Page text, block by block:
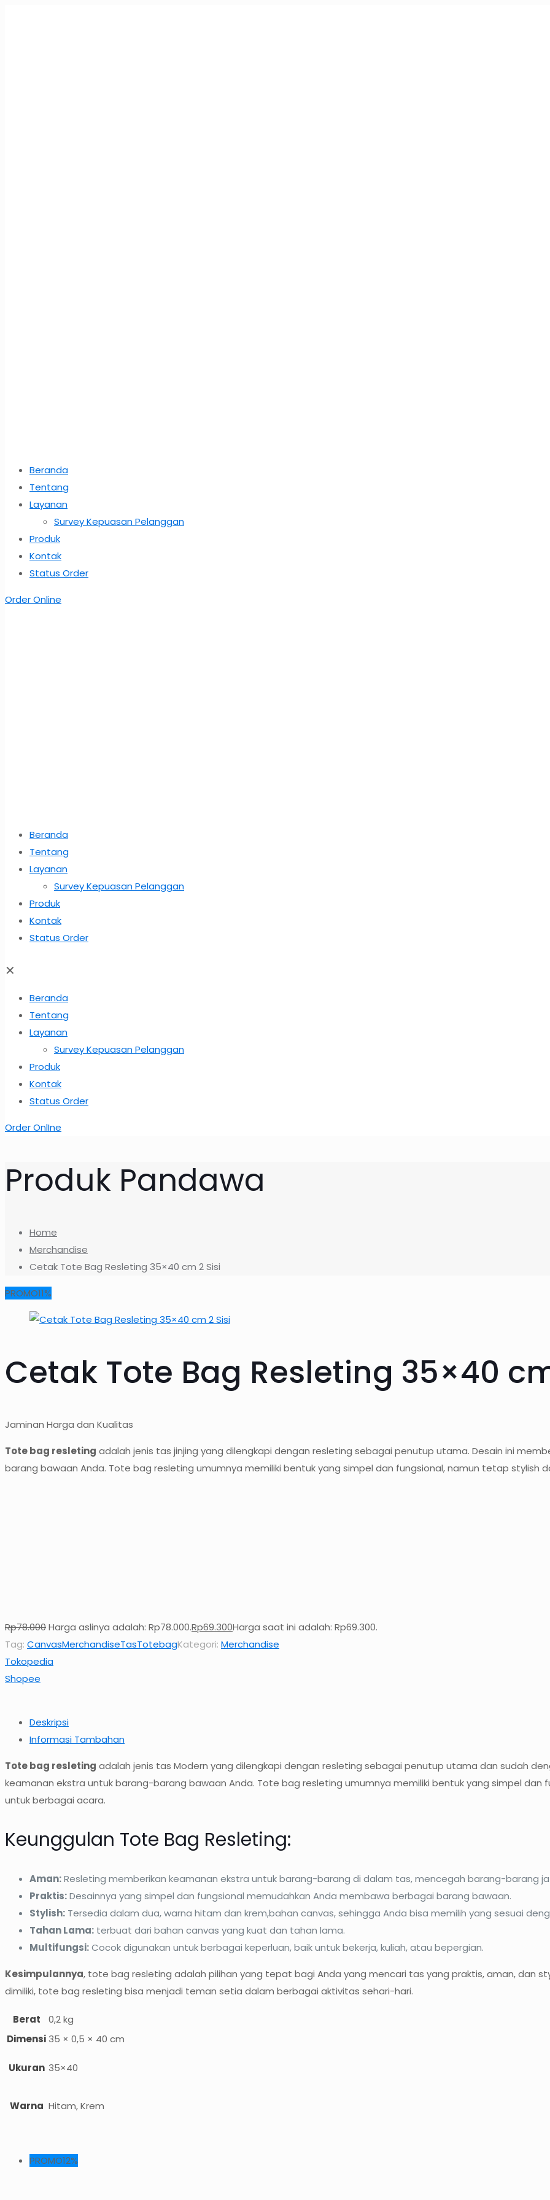
Beranda
Tentang
Layanan
Survey Kepuasan Pelanggan
Produk
Kontak
Status Order
Order Online
Beranda
Tentang
Layanan
Survey Kepuasan Pelanggan
Produk
Kontak
Status Order
✕
Beranda
Tentang
Layanan
Survey Kepuasan Pelanggan
Produk
Kontak
Status Order
Order OnlIne
Produk Pandawa
Home
Merchandise
Cetak Tote Bag Resleting 35×40 cm 2 Sisi
PROMO11%
Cetak Tote Bag Resleting 35×40
Jaminan Harga dan Kualitas
Tote bag resleting adalah jenis tas jinjing yang dilengkapi dengan resleting sebagai penutup utama. Desain ini
barang bawaan Anda. Tote bag resleting umumnya memiliki bentuk yang simpel dan fungsional, namun tetap stylish
Rp78.000Harga aslinya adalah: Rp78.000.Rp69.300Harga saat ini adalah: Rp69.300.
Tag: CanvasMerchandiseTasTotebagKategori: Merchandise
Tokopedia
Shopee
Deskripsi
Informasi Tambahan
Tote bag resleting adalah jenis tas Modern yang dilengkapi dengan resleting sebagai penutup utama dan sudah
keamanan ekstra untuk barang-barang bawaan Anda. Tote bag resleting umumnya memiliki bentuk yang simpel dan
untuk berbagai acara.
Keunggulan Tote Bag Resleting:
Aman:Resleting memberikan keamanan ekstra untuk barang-barang di dalam tas, mencegah barang-barang
Praktis:Desainnya yang simpel dan fungsional memudahkan Anda membawa berbagai barang bawaan.
Stylish: Tersedia dalam dua, warna hitam dan krem,bahan canvas, sehingga Anda bisa memilih yang sesuai
Tahan Lama: terbuat dari bahan canvas yang kuat dan tahan lama.
Multifungsi:Cocok digunakan untuk berbagai keperluan, baik untuk bekerja, kuliah, atau bepergian.
Kesimpulannya, tote bag resleting adalah pilihan yang tepat bagi Anda yang mencari tas yang praktis, aman, dan
dimiliki, tote bag resleting bisa menjadi teman setia dalam berbagai aktivitas sehari-hari.
Berat
0,2 kg
Dimensi35 × 0,5 × 40 cm
Ukuran 35×40
Warna Hitam, Krem
PROMO12%